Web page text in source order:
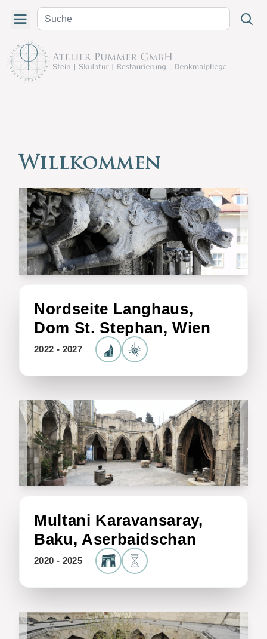
Willkommen
Nordseite Langhaus,
Dom St. Stephan, Wien
2022 - 2027
Multani Karavansaray,
Baku, Aserbaidschan
2020 - 2025